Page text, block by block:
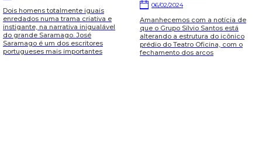
Dois homens totalmente iguais
enredados numa trama criativa e
instigante, na narrativa inigualável
do grande Saramago. José
Saramago é um dos escritores
portugueses mais importantes
06/02/2024
Amanhecemos com a notícia de
que o Grupo Sílvio Santos está
alterando a estrutura do icônico
prédio do Teatro Oficina, com o
fechamento dos arcos